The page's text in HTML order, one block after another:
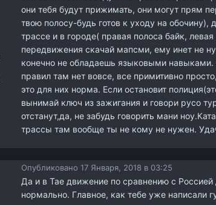
они тебя будут прижимать, они могут прям
твою полосу-будь готов к уходу на
трассе и в городе( правая полоса байк,
передвижения скачай мапсми, ему инет не
конечно не обладаешь языковыми навыками.
правил там нет вовсе, все примитивно
это для них норма. Если остановит
вынимай ключ из зажигания и говори русо
отстанут,да, не забудь говорить мани
трассы там вообще ты не кому не нужен.
Опубликовано 17 Января, 2018 в 03:25
Да и в Тае движение по сравнению с Россией
нормально. Главное, как тебе уже написали